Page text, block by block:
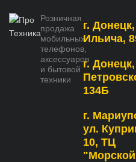
Розничная
продажа
мобильных
телефонов,
аксессуаров
и бытовой
техники
г.
Ильича,
г.
134Б
г.
ул.
10, ТЦ